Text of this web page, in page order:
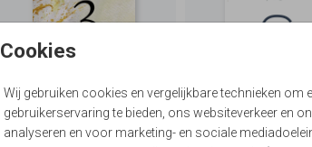
Cookies
Wij gebruiken cookies en vergelijkbare technieken om
gebruikerservaring te bieden, ons websiteverkeer en
analyseren en voor marketing- en sociale